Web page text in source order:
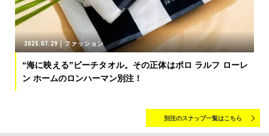
2025.07.29 ファッション
“海に映える”ビーチタオル。その正体はポロ ラルフ ローレ
ン ホームのロンハーマン別注！
別注のスナップ一覧はこちら